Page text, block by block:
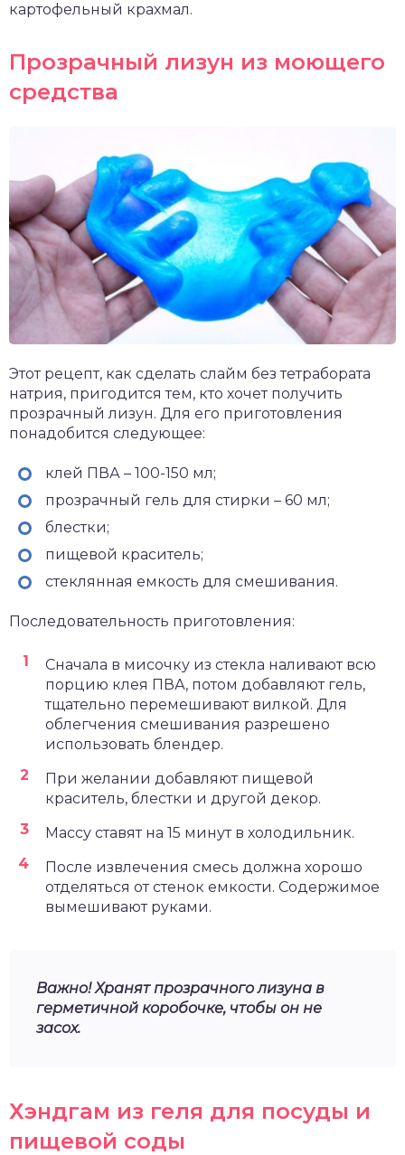
картофельный крахмал.
Прозрачный лизун из моющего
средства
Этот рецепт, как сделать слайм без тетрабората
натрия, пригодится тем, кто хочет получить
прозрачный лизун. Для его приготовления
понадобится следующее:
клей ПВА – 100-150 мл;
прозрачный гель для стирки – 60 мл;
блестки;
пищевой краситель;
стеклянная емкость для смешивания.
Последовательность приготовления:
Сначала в мисочку из стекла наливают всю
порцию клея ПВА, потом добавляют гель,
тщательно перемешивают вилкой. Для
облегчения смешивания разрешено
использовать блендер.
При желании добавляют пищевой
краситель, блестки и другой декор.
Массу ставят на 15 минут в холодильник.
После извлечения смесь должна хорошо
отделяться от стенок емкости. Содержимое
вымешивают руками.
Важно! Хранят прозрачного лизуна в
герметичной коробочке, чтобы он не
засох.
Хэндгам из геля для посуды и
пищевой соды